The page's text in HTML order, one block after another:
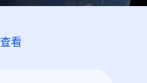
查看